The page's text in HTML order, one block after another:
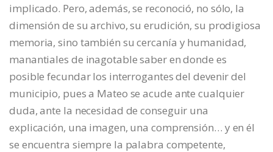
implicado. Pero, además, se reconoció, no sólo, la
dimensión de su archivo, su erudición, su prodigiosa
memoria, sino también su cercanía y humanidad,
manantiales de inagotable saber en donde es
posible fecundar los interrogantes del devenir del
municipio, pues a Mateo se acude ante cualquier
duda, ante la necesidad de conseguir una
explicación, una imagen, una comprensión… y en él
se encuentra siempre la palabra competente,